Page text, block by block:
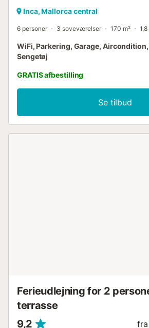
Inca, Mallorca central
6 personer 3 soveværelser 170 m²
WiFi, Parkering, Garage, Aircondition,
Sengetøj
GRATIS afbestilling
Se tilbud
Ferieudlejning for 2
terrasse
9,2
fra